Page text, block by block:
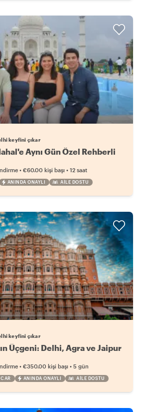
keyfini çıkar
Aynı Gün Özel Rehberli
• €60.00 kişi başı • 12 saat
ANINDA ONAYLI AILE DOSTU
keyfini çıkar
Üçgeni: Delhi, Agra ve Jaipur
• €350.00 kişi başı • 5 gün
CAR ANINDA ONAYLI AILE DOSTU